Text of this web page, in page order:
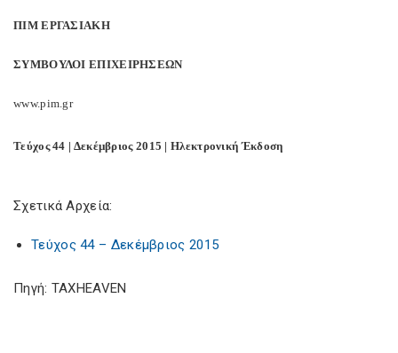
ΠΙΜ ΕΡΓΑΣΙΑΚΗ
ΣΥΜΒΟΥΛΟΙ ΕΠΙΧΕΙΡΗΣΕΩΝ
www.pim.gr
Τεύχος 44 | Δεκέμβριος 2015 | Ηλεκτρονική Έκδοση
Σχετικά Αρχεία:
Τεύχος 44 – Δεκέμβριος 2015
Πηγή: TAXHEAVEN